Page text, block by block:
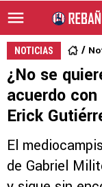
NOTICIAS
¿No se
acuerdo
Erick
El
de Gabriel